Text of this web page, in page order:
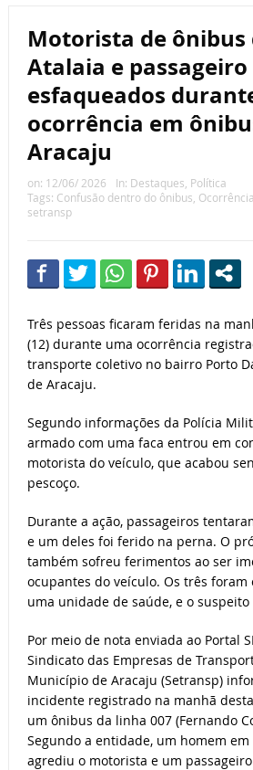
Motorista de ônibus
Atalaia e passageiro
esfaqueados
ocorrência em
Aracaju
on: 12/06/ 2026 In: Destaques, Política
Tags: Confusão dentro do ônibus,
setransp
Três pessoas ficaram feridas na
(12) durante uma ocorrência
transporte coletivo no bairro Porto
de Aracaju.
Segundo informações da Polícia
armado com uma faca entrou em
motorista do veículo, que acabou
pescoço.
Durante a ação, passageiros
e um deles foi ferido na perna. O
também sofreu ferimentos ao ser
ocupantes do veículo. Os três
uma unidade de saúde, e o
Por meio de nota enviada ao Portal
Sindicato das Empresas de
Município de Aracaju (Setransp)
incidente registrado na manhã
um ônibus da linha 007 (Fernando
Segundo a entidade, um homem
agrediu o motorista e um